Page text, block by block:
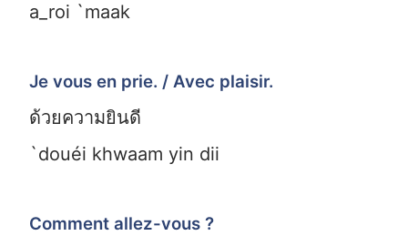
a_roi `maak
Je vous en prie. / Avec plaisir.
ด้วยความยินดี
`douéi khwaam yin dii
Comment allez-vous ?